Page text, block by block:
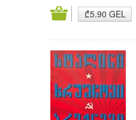
₾5.90 GEL